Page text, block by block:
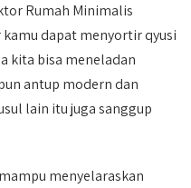
Rumah Minimalis
dapat menyortir qyusi
kita bisa meneladan
antup modern dan
lain itu juga sanggup
menyelaraskan